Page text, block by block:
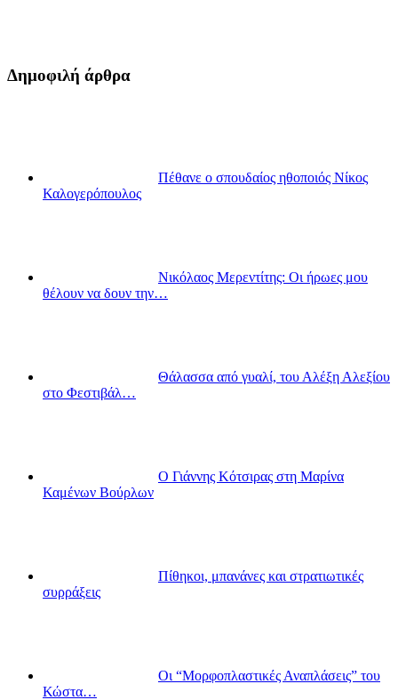
Δημοφιλή άρθρα
Πέθανε ο σπουδαίος ηθοποιός Νίκος
Καλογερόπουλος
Νικόλαος Μερεντίτης: Οι ήρωες μου
θέλουν να δουν την…
Θάλασσα από γυαλί, του Αλέξη Αλεξίου
στο Φεστιβάλ…
Ο Γιάννης Κότσιρας στη Μαρίνα
Καμένων Βούρλων
Πίθηκοι, μπανάνες και στρατιωτικές
συρράξεις
Οι “Μορφοπλαστικές Αναπλάσεις” του
Κώστα…